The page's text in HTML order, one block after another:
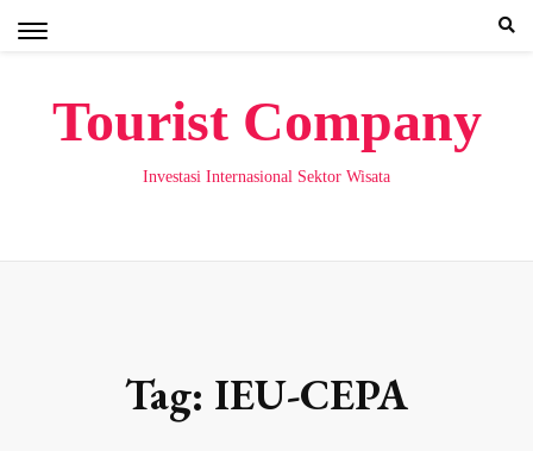
Tourist Company
Investasi Internasional Sektor Wisata
Tag: IEU-CEPA